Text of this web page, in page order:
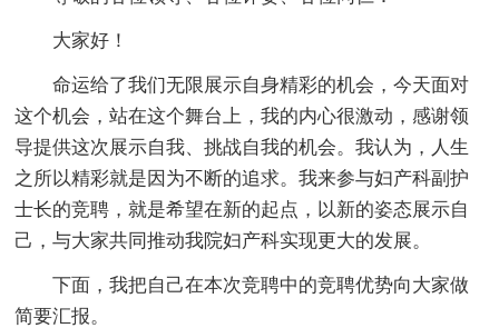
大家好！
命运给了我们无限展示自身精彩的机会，今天面对
这个机会，站在这个舞台上，我的内心很激动，感谢领
导提供这次展示自我、挑战自我的机会。我认为，人生
之所以精彩就是因为不断的追求。我来参与妇产科副护
士长的竞聘，就是希望在新的起点，以新的姿态展示自
己，与大家共同推动我院妇产科实现更大的发展。
下面，我把自己在本次竞聘中的竞聘优势向大家做
简要汇报。